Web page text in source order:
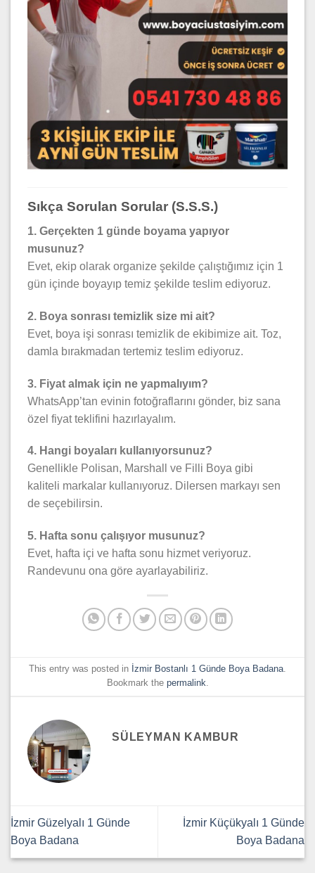
Sıkça Sorulan Sorular (S.S.S.)
1. Gerçekten 1 günde boyama yapıyor
musunuz?
Evet, ekip olarak organize şekilde çalıştığımız için 1
gün içinde boyayıp temiz şekilde teslim ediyoruz.
2. Boya sonrası temizlik size mi ait?
Evet, boya işi sonrası temizlik de ekibimize ait. Toz,
damla bırakmadan tertemiz teslim ediyoruz.
3. Fiyat almak için ne yapmalıyım?
WhatsApp’tan evinin fotoğraflarını gönder, biz sana
özel fiyat teklifini hazırlayalım.
4. Hangi boyaları kullanıyorsunuz?
Genellikle Polisan, Marshall ve Filli Boya gibi
kaliteli markalar kullanıyoruz. Dilersen markayı sen
de seçebilirsin.
5. Hafta sonu çalışıyor musunuz?
Evet, hafta içi ve hafta sonu hizmet veriyoruz.
Randevunu ona göre ayarlayabiliriz.
This entry was posted in İzmir Bostanlı 1 Günde Boya Badana.
Bookmark the permalink.
SÜLEYMAN KAMBUR
İzmir Güzelyalı 1 Günde
Boya Badana
İzmir Küçükyalı 1 Günde
Boya Badana